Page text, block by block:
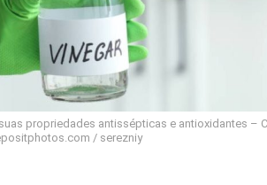
propriedades antissépticas e antioxidantes –
/ serezniy